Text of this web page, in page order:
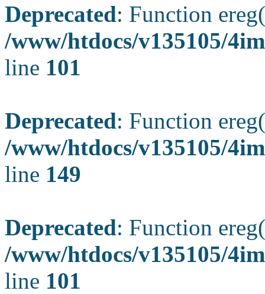
Deprecated: Function
/www/htdocs/v135105/
line 101
Deprecated: Function
/www/htdocs/v135105/
line 149
Deprecated: Function
/www/htdocs/v135105/
line 101